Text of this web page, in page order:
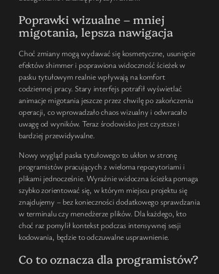
Poprawki wizualne – mniej
migotania, lepsza nawigacja
Choć zmiany mogą wydawać się kosmetyczne, usunięcie
efektów shimmer i poprawiona widoczność ścieżek w
pasku tytułowym realnie wpływają na komfort
codziennej pracy. Stary interfejs potrafił wyświetlać
animacje migotania jeszcze przez chwilę po zakończeniu
operacji, co wprowadzało chaos wizualny i odwracało
uwagę od wyników. Teraz środowisko jest czystsze i
bardziej przewidywalne.
Nowy wygląd paska tytułowego to ukłon w stronę
programistów pracujących z wieloma repozytoriami i
plikami jednocześnie. Wyraźnie widoczna ścieżka pomaga
szybko zorientować się, w którym miejscu projektu się
znajdujemy – bez konieczności dodatkowego sprawdzania
w terminalu czy menedżerze plików. Dla każdego, kto
choć raz pomylił kontekst podczas intensywnej sesji
kodowania, będzie to odczuwalne usprawnienie.
Co to oznacza dla programistów?